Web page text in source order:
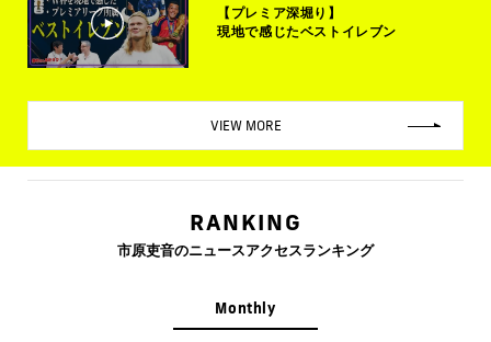
【プレミア深堀り】
現地で感じたベストイレブン
VIEW MORE
RANKING
市原吏音のニュースアクセスランキング
Monthly